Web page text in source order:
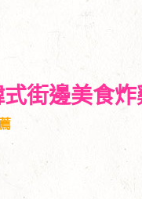
街邊美食